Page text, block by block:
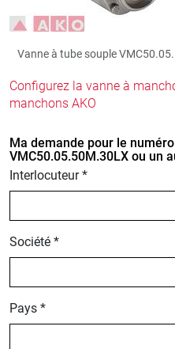
Vanne à tube souple
Configurez la vanne à
manchons AKO
Ma demande pour le
VMC50.05.50M.30LX ou un
Interlocuteur *
Société *
Pays *